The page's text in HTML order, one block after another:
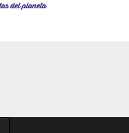
del planeta